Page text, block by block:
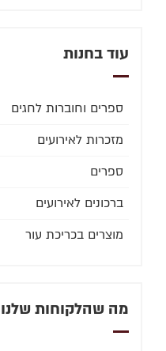
עוד בחנות
ספרים וחוברות לחגים
מזכרות לאירועים
ספרים
ברכונים לאירועים
מוצרים בכריכת עור
מה שהלקוחות